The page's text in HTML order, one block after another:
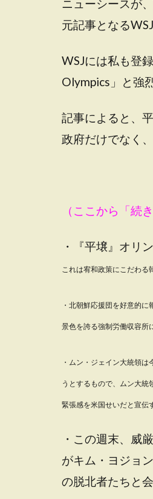
ニューシースが
元記事となる
WSJには私も登
Olympics」と強
記事によると、
政府だけでなく
（ここから「続
・『平壌』オリ
これは宥和政策にこだわる
・北朝鮮応援団を好意的
景色を誇る強制労働収容所
・ムン・ジェイン大統領
うとするもので、ムン大統
緊張感を米国せいだと宣伝
・この週末、威
がキム・ヨジョ
の脱北者たちと